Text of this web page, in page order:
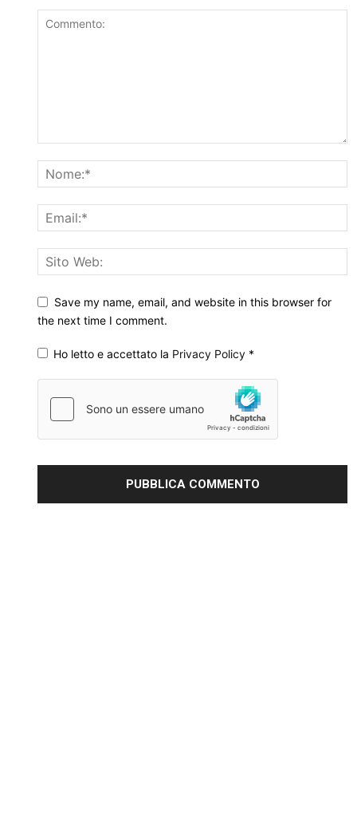
Save my name, email, and website in this browser for
the next time I comment.
Ho letto e accettato la Privacy Policy *